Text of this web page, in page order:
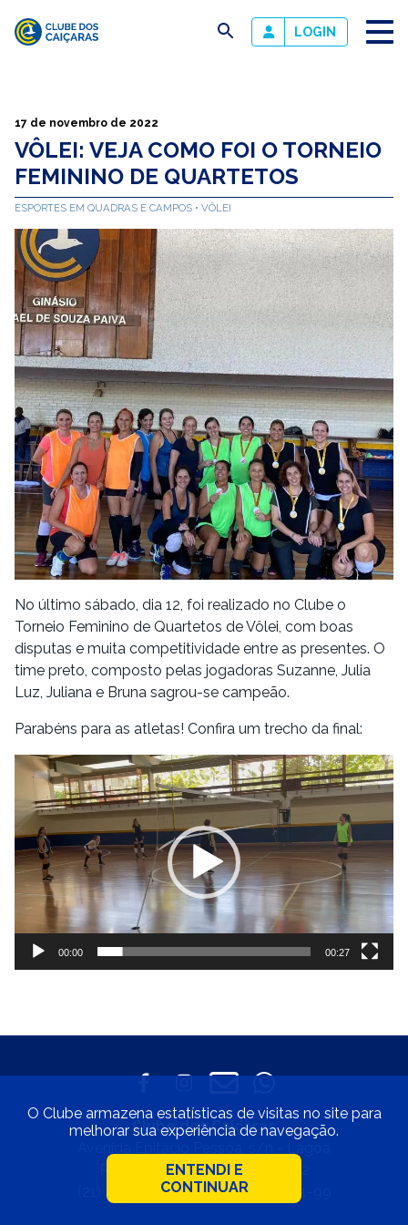
Caiçaras
busca LOGIN
17 de novembro de 2022
VÔLEI: VEJA COMO FOI O TORNEIO
FEMININO DE QUARTETOS
ESPORTES EM QUADRAS E CAMPOS VÔLEI
No último sábado, dia 12, foi realizado no Clube o
Torneio Feminino de Quartetos de Vôlei, com boas
disputas e muita competitividade entre as presentes. O
time preto, composto pelas jogadoras Suzanne, Julia
Luz, Juliana e Bruna sagrou-se campeão.
Parabéns para as atletas! Confira um trecho da final:
Tocador
vídeo
00:00 00:27
Clube dos Caiçaras
Rio de Janeiro • CEP 22471-002
(21) 2529-4800 • 33.597.550/0001-99
O Clube armazena estatísticas de visitas no site para
melhorar sua experiência de navegação.
ENTENDI E
CONTINUAR